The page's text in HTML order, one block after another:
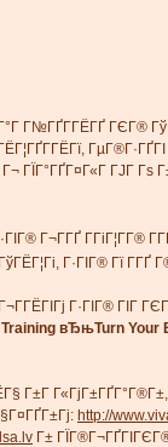
Г№ГҐГ­ГЁГҐ ГЄГ®
ГµГ®Г·ГҐГІ
ГЇГ°ГҐГ¤Г«Г ГЈГ Гѕ
Г¬Г­ГҐ Г­ГіГ¦Г­Г®
Г·ГІГ® Гї
Г·ГІГ®
вЂњTurn Your
Г±Г
http://
Г±